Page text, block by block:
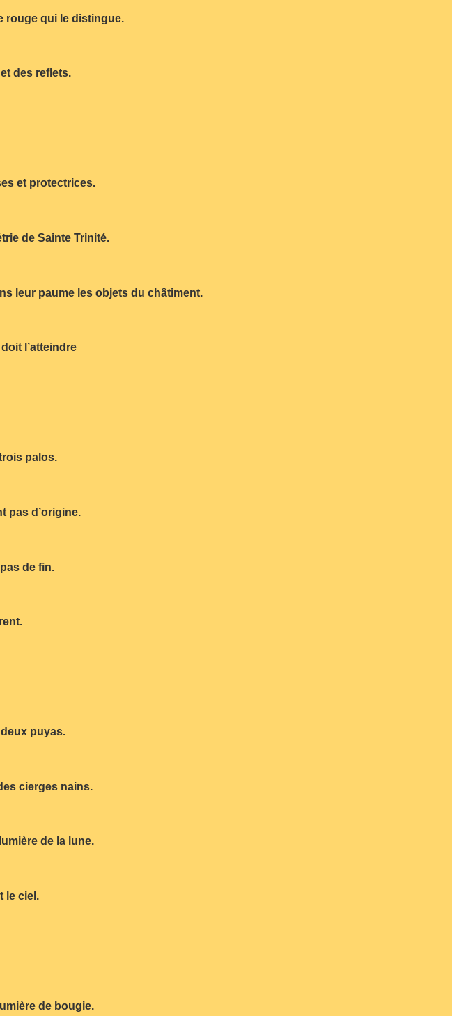
rouge qui le distingue.
des reflets.
et protectrices.
de Sainte Trinité.
leur paume les objets du châtiment.
l’atteindre
palos.
pas d’origine.
de fin.
puyas.
cierges nains.
de la lune.
le ciel.
de bougie.